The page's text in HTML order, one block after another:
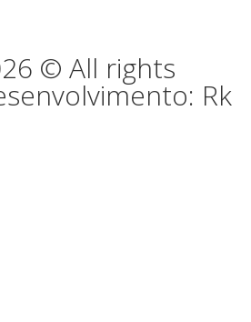
© All rights
Rk